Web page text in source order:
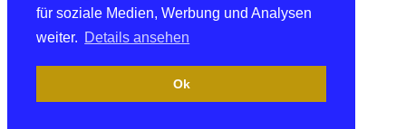
für soziale Medien, Werbung und Analysen
weiter. Details ansehen
Ok